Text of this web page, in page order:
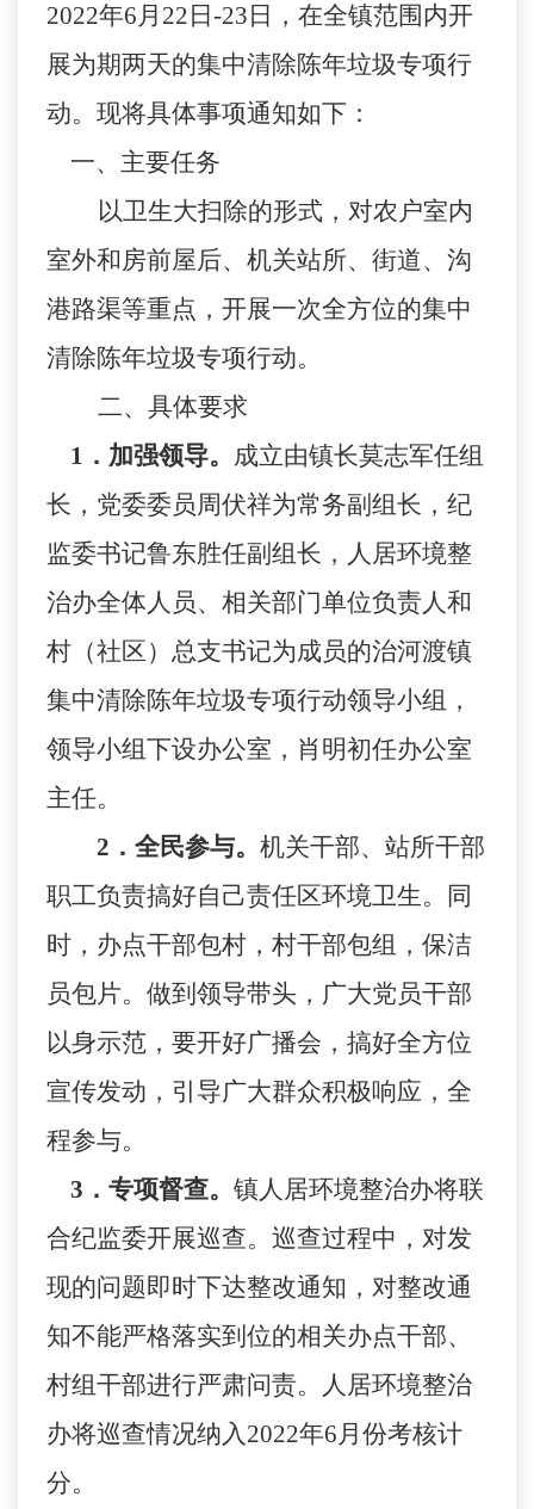
2022年6月 22 日 -23 日，在全镇范围内开
展为期两天的集中清除陈年垃圾专项行
动。 现将具体事项通知如下：
一、主要任务
以卫生大扫除的形式，对农户室内
室外和房前屋后、机关站所、街道、沟
港路渠等重点，开展一次全方位的集中
清除陈年垃圾专项行动。
二、具体要求
1．加强领导。 成立由镇长莫志军任组
长，党委委员周伏祥为常务副组长，纪
监委书记鲁东胜任副组长，人居环境整
治办全体人员、相关部门单位负责人和
村（社区）总支书记为成员的治河渡镇
集中清除陈年垃圾专项行动领导小组，
领导小组下设办公室， 肖明初任办公室
主任。
2．全民参与。机关干部、站所干部
职工负责搞好自己责任区环境卫生。同
时，办点干部包村，村干部包组，保洁
员包片。 做到领导带头，广大党员干部
以身示范 ， 要开好广播会， 搞好全方位
宣传发动，引导广大群众积极响应，全
程参与。
3．专项督查。 镇人居环境整治办将联
合纪监委开展巡查。巡查过程中，对发
现的问题即时下达整改通知，对整改通
知不能严格落实到位的相关办点干部、
村组干部进行严肃问责。
人居环境整治
办将巡查情况纳入2022年6月份考核计
分。